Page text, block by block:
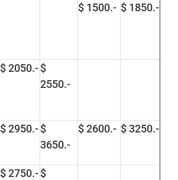
$ 1500.- $ 1850.-
$ 2050.-$
2550.-
$ 2950.-$
3650.-
$ 2600.- $ 3250.-
$ 2750.-$